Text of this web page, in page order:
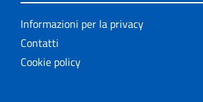
Informazioni per la privacy
Contatti
Cookie policy